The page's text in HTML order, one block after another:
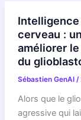
vous
au
choc
Des
Vagues
de
Bots
IA
Saturent
Nos
cerveau :
améliorer
du
Sébastien GenAI /
Alors que le
agressive qui